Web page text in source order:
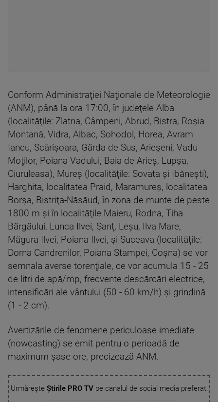
Conform Administraţiei Naţionale de Meteorologie
(ANM), până la ora 17:00, în judeţele Alba
(localităţile: Zlatna, Câmpeni, Abrud, Bistra, Roşia
Montană, Vidra, Albac, Sohodol, Horea, Avram
Iancu, Scărişoara, Gârda de Sus, Arieşeni, Vadu
Moţilor, Poiana Vadului, Baia de Arieş, Lupşa,
Ciuruleasa), Mureş (localităţile: Sovata şi Ibăneşti),
Harghita, localitatea Praid, Maramureş, localitatea
Borşa, Bistriţa-Năsăud, în zona de munte de peste
1800 m şi în localităţile Maieru, Rodna, Tiha
Bârgăului, Lunca Ilvei, Şanţ, Leşu, Ilva Mare,
Măgura Ilvei, Poiana Ilvei, şi Suceava (localităţile:
Dorna Candrenilor, Poiana Stampei, Coşna) se vor
semnala averse torenţiale, ce vor acumula 15 - 25
de litri de apă/mp, frecvente descărcări electrice,
intensificări ale vântului (50 - 60 km/h) şi grindină
(1 - 2 cm).
Avertizările de fenomene periculoase imediate
(nowcasting) se emit pentru o perioadă de
maximum şase ore, precizează ANM.
Urmărește Știrile PRO TVpe canalul de social media preferat: